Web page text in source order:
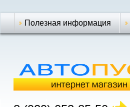
Полезная информация